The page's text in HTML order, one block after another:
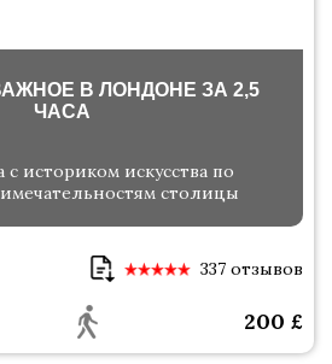
В ЛОНДОНЕ ЗА 2,5
ЧАСА
с историком искусства по
столицы
337 отзывов
200 £